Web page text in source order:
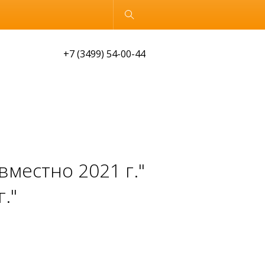
Обычная версия
+7 (3499) 54-00-44
2021 г."